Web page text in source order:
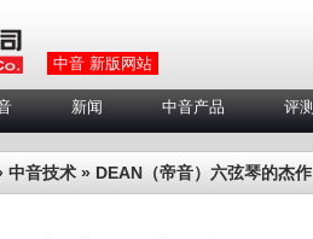
中音 新版网站
新闻 中音产品 评
中音技术 » DEAN（帝音）六弦琴的杰